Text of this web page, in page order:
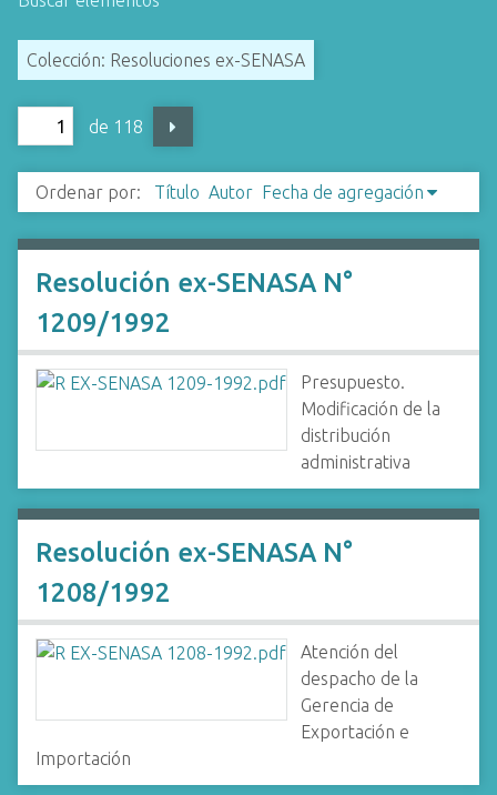
Colección: Resoluciones ex-SENASA
de 118
Ordenar por: Título Autor Fecha de agregación
Resolución ex-SENASA N°
1209/1992
Presupuesto.
Modificación de la
distribución
administrativa
Resolución ex-SENASA N°
1208/1992
Atención del
despacho de la
Gerencia de
Exportación e
Importación